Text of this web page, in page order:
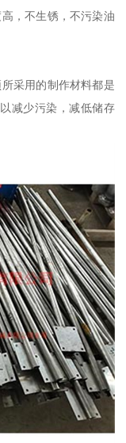
，不生锈，不污染油
采用的制作材料都是
减少污染，减低储存